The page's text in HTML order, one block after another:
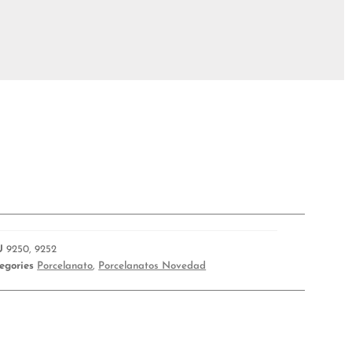
9250, 9252
Porcelanato, Porcelanatos Novedad